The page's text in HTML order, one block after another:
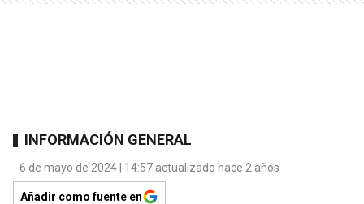
INFORMACIÓN GENERAL
6 de mayo de 2024 | 14:57 actualizado hace 2 años
Añadir como fuente en